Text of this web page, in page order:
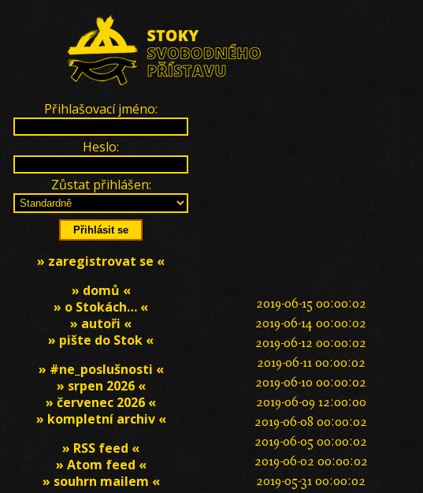
2019-06-15 00:00:02
2019-06-14 00:00:02
2019-06-12 00:00:02
2019-06-11 00:00:02
2019-06-10 00:00:02
2019-06-09 12:00:00
2019-06-08 00:00:02
2019-06-05 00:00:02
2019-06-02 00:00:02
2019-05-31 00:00:02
Přihlašovací jméno:
Heslo:
Zůstat přihlášen:
» zaregistrovat se «
» domů «
» o Stokách… «
» autoři «
» pište do Stok «
» #ne_poslušnosti «
» srpen 2026 «
» červenec 2026 «
» kompletní archiv «
» RSS feed «
» Atom feed «
» souhrn mailem «